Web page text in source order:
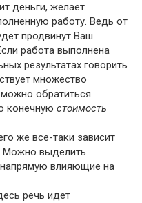
деньги, желает
работу. Ведь от
продвинут Ваш
работа выполнена
результатах говорить
множество
обратиться.
конечную стоимость
же все-таки зависит
Можно выделить
влияющие на
речь идет